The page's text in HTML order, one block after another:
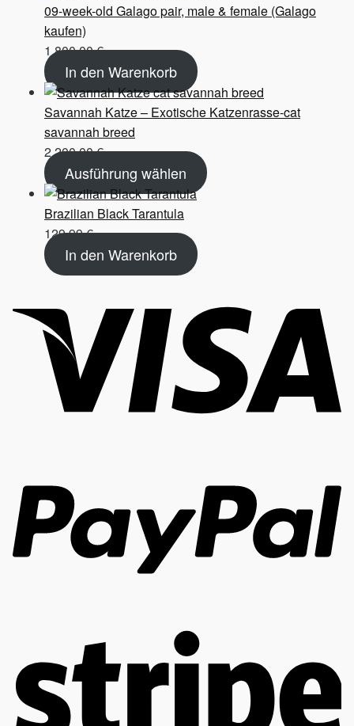
09-week-old Galago pair, male & female (Galago
kaufen)
1.800,00€
In den Warenkorb
Savannah Katze – Exotische Katzenrasse-cat
savannah breed
2.200,00€
Ausführung wählen
Brazilian Black Tarantula
129,99€
In den Warenkorb